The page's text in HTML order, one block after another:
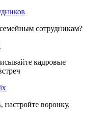
сотрудникам?
кадровые
настройте воронку,